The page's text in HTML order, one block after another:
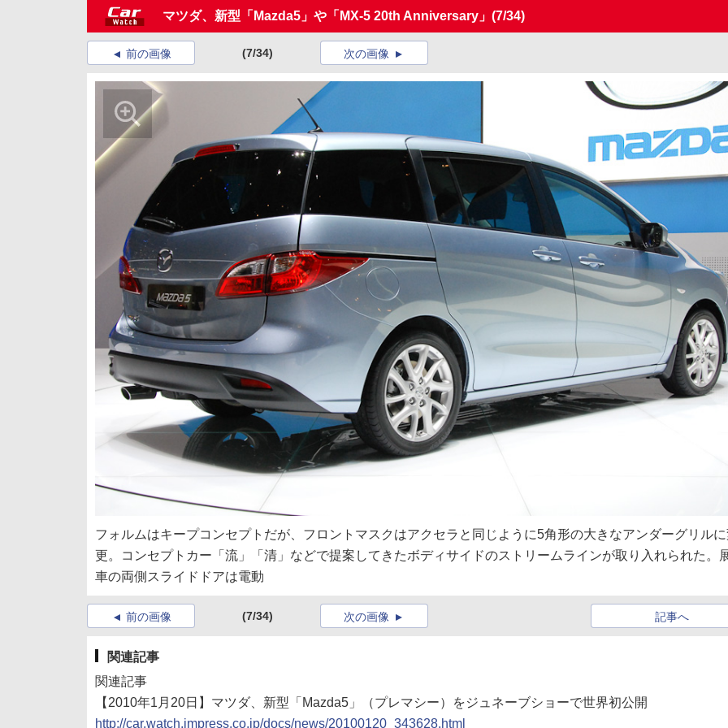
マツダ、新型「Mazda5」や「MX-5 20th Anniversary」 (7/34)
前の画像 (7/34) 次の画像
フォルムはキープコンセプトだが、フロントマスクはアクセラと同じように5角形の大きなアンダーグリル
更。コンセプトカー「流」「清」などで提案してきたボディサイドのストリームラインが取り入れられた。
車の両側スライドドアは電動
前の画像 (7/34) 記事へ
次の画像
関連記事
関連記事
【2010年1月20日】マツダ、新型「Mazda5」（プレマシー）をジュネーブショーで世界初公開
http://car.watch.impress.co.jp/docs/news/20100120_343628.html